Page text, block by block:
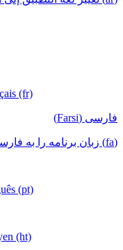
(fr)
فارسی (Farsi)
(fa) زبان برنامه را به فارسی تغییر دهید
(pt)
(ht)